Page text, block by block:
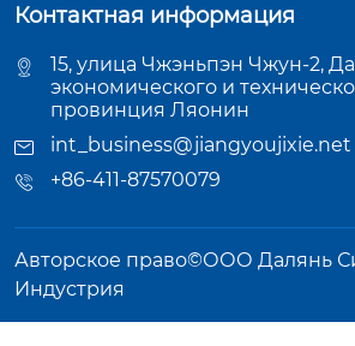
Контактная информация
15, улица Чжэньпэн Чжун-2,
экономического и
провинция Ляонин
int_business@jiangyoujixie.net
+86-411-87570079
Авторское право©ООО Далянь
Индустрия